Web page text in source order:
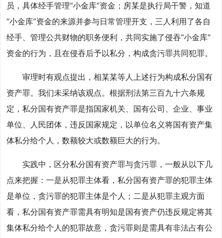
员，具体经手管理“小金库”资金；房某是执行局干警，知道
“小金库”资金的来源并参与日常管理开支，三人利用了各自
经手、管理公共财物的职务便利，共同实施了侵吞“小金库”
资金的行为，且在侵吞后予以私分，构成贪污罪共同犯罪。
审理时有观点提出，相某某等人上述行为构成私分国有
资产罪。我们未采纳该观点。根据刑法第三百九十六条规
定，私分国有资产罪是指国家机关、国有公司、企业、事业
单位、人民团体，违反国家规定，以单位名义将国有资产集
体私分给个人，数额较大或数额巨大的行为。
实践中，区分私分国有资产罪与贪污罪，一般从以下几
点来把握：一是从犯罪主体看，私分国有资产罪的犯罪主体
是单位，贪污罪的犯罪主体是个人；二是从犯罪主观方面
看，私分国有资产罪需具有明知是国有资产仍违反规定将其
集体私分给个人的犯罪故意，贪污罪则是需具有非法占有公